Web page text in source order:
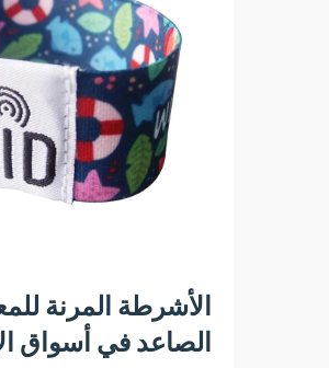
الأشرطة المرنة
الصاعد في أسواق